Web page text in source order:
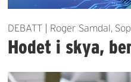
DEBATT | Roger Samdal,
Hodet i skya,